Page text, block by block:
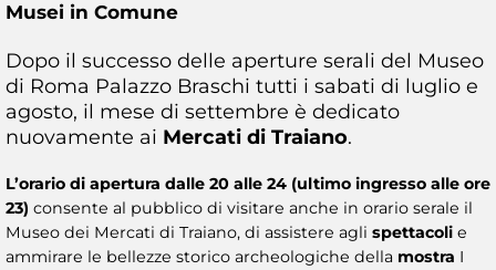
Musei in Comune
Dopo il successo delle aperture serali del Museo
di Roma Palazzo Braschi tutti i sabati di luglio e
agosto, il mese di settembre è dedicato
nuovamente ai Mercati di Traiano.
L’orario di apertura dalle 20 alle 24 (ultimo ingresso alle ore
23) consente al pubblico di visitare anche in orario serale il
Museo dei Mercati di Traiano, di assistere agli spettacoli e
ammirare le bellezze storico archeologiche della mostra I